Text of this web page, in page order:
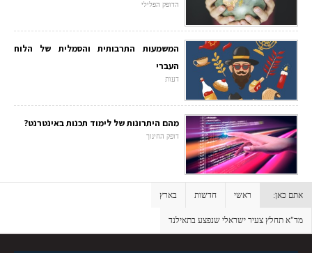
הדופק הפלילי
המשמעות התרבותית והסמלית של הלוח
העברי
דעות
מהם היתרונות של לימוד תכנות באינטרנט?
דופק החינוך
אתם כאן: ראשי חדשות בארץ
מד"א תחלץ צעיר ישראלי שנפצע בתאילנד